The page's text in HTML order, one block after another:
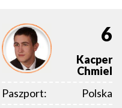
6
Kacper
Chmiel
Paszport:
Polska